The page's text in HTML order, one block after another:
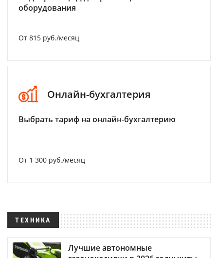
оборудования
От 815 руб./месяц
Онлайн-бухгалтерия
Выбрать тариф на онлайн-бухгалтерию
От 1 300 руб./месяц
ТЕХНИКА
Лучшие автономные